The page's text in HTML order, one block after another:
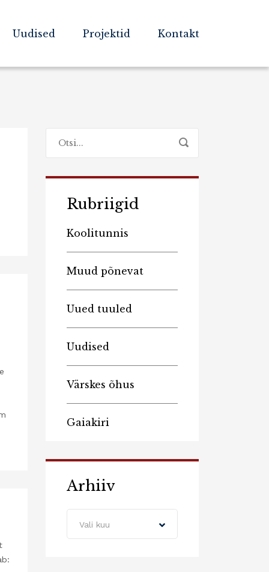
Uudised Projektid Kontakt
Rubriigid
Koolitunnis
Muud põnevat
Uued tuuled
Uudised
Värskes õhus
Gaiakiri
Arhiiv
Vali kuu